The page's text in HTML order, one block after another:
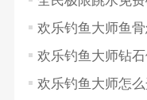
欢乐钓鱼大师鱼骨怎么
欢乐钓鱼大师钻石使用建议：
欢乐钓鱼大师怎么开陀螺仪？为